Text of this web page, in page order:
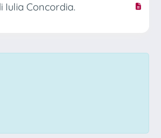
Concordia.